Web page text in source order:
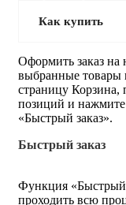
Как купить
Оформить заказ на
выбранные товары
страницу Корзина,
позиций и
«Быстрый заказ».
Быстрый заказ
Функция «Быстрый
проходить всю